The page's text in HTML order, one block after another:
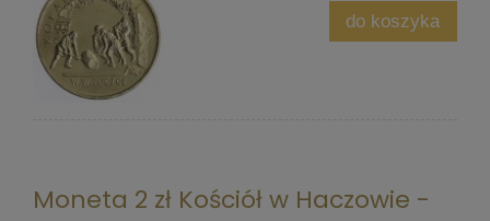
do koszyka
Moneta 2 zł Kościół w Haczowie -